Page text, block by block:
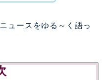
ュースをゆる～く語っ